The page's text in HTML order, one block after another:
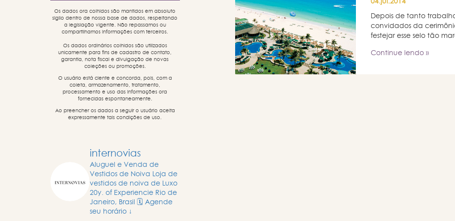
Os dados ora colhidos são mantidos em absoluto
sigilo dentro de nossa base de dados, respeitando
a legislação vigente. Não repassamos ou
compartilhamos informações com terceiros.
Os dados ordinários colhidos são utilizados
unicamente para fins de cadastro de contato,
garantia, nota fiscal e divulgação de novas
coleções ou promoções.
O usuário está ciente e concorda, pois, com a
coleta, armazenamento, tratamento,
processamento e uso das informações ora
fornecidas espontaneamente.
Ao preencher os dados a seguir o usuário aceita
expressamente tais condições de uso.
internovias
Aluguel e Venda de
Vestidos de Noiva Loja de
vestidos de noiva de Luxo
20y. of Experiencie Rio de
Janeiro, Brasil
🗓️ Agende
seu horário ↓
Depois de tanto
convidados da
festejar esse selo tão
Continue lendo »